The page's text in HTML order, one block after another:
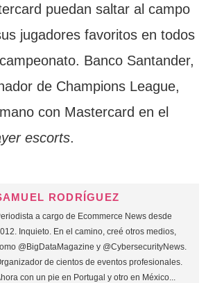
puedan saltar al campo
jugadores favoritos en todos
Banco Santander,
de Champions League,
con Mastercard en el
escorts.
RODRÍGUEZ
a cargo de Ecommerce News desde
Inquieto. En el camino, creé otros medios,
@BigDataMagazine y @CybersecurityNews.
de cientos de eventos profesionales.
con un pie en Portugal y otro en México...